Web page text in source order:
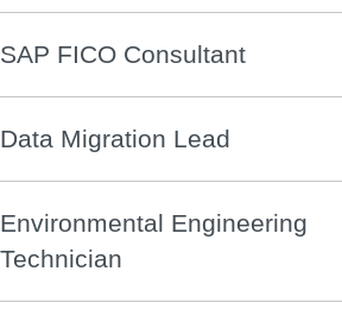
SAP FICO Consultant
Data Migration Lead
Environmental Engineering
Technician